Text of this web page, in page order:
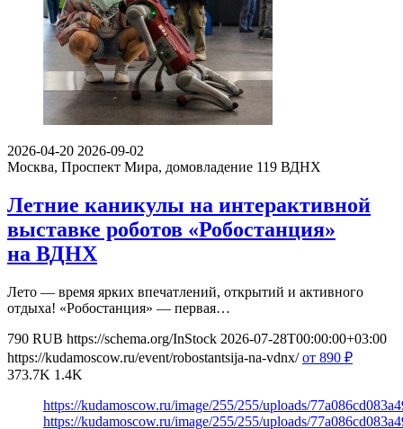
2026-04-20 2026-09-02
Москва, Проспект Мира, домовладение 119 ВДНХ
Летние каникулы на интерактивной
выставке роботов «Робостанция»
на ВДНХ
Лето — время ярких впечатлений, открытий и активного
отдыха! «Робостанция» — первая…
790 RUB https://schema.org/InStock 2026-07-28T00:00:00+03:00
https://kudamoscow.ru/event/robostantsija-na-vdnx/ от 890 ₽
373.7K 1.4K
https://kudamoscow.ru/image/255/255/uploads/
https://kudamoscow.ru/image/255/255/uploads/